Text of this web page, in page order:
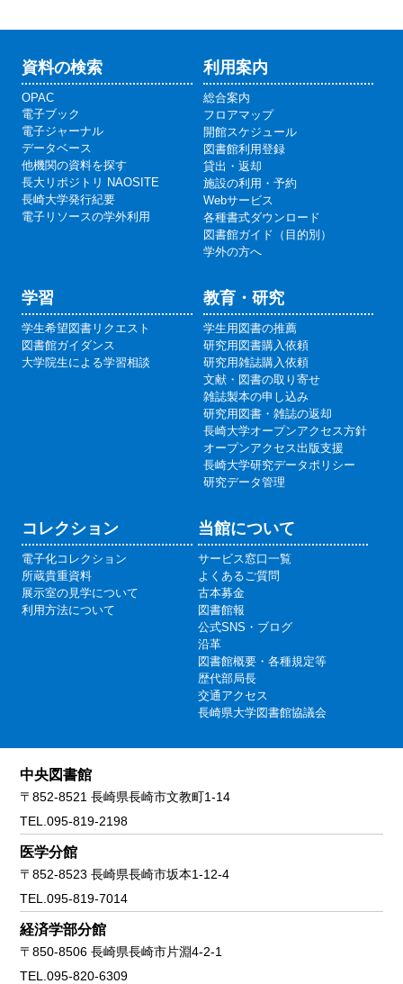
資料の検索
OPAC
電子ブック
電子ジャーナル
データベース
他機関の資料を探す
長大リポジトリ NAOSITE
長崎大学発行紀要
電子リソースの学外利用
利用案内
総合案内
フロアマップ
開館スケジュール
図書館利用登録
貸出・返却
施設の利用・予約
Webサービス
各種書式ダウンロード
図書館ガイド（目的別）
学外の方へ
学習
学生希望図書リクエスト
図書館ガイダンス
大学院生による学習相談
教育・研究
学生用図書の推薦
研究用図書購入依頼
研究用雑誌購入依頼
文献・図書の取り寄せ
雑誌製本の申し込み
研究用図書・雑誌の返却
長崎大学オープンアクセス方針
オープンアクセス出版支援
長崎大学研究データポリシー
研究データ管理
コレクション
電子化コレクション
所蔵貴重資料
展示室の見学について
利用方法について
当館について
サービス窓口一覧
よくあるご質問
古本募金
図書館報
公式SNS・ブログ
沿革
図書館概要・各種規定等
歴代部局長
交通アクセス
長崎県大学図書館協議会
中央図書館
〒852-8521 長崎県長崎市文教町1-14
TEL.095-819-2198
医学分館
〒852-8523 長崎県長崎市坂本1-12-4
TEL.095-819-7014
経済学部分館
〒850-8506 長崎県長崎市片淵4-2-1
TEL.095-820-6309